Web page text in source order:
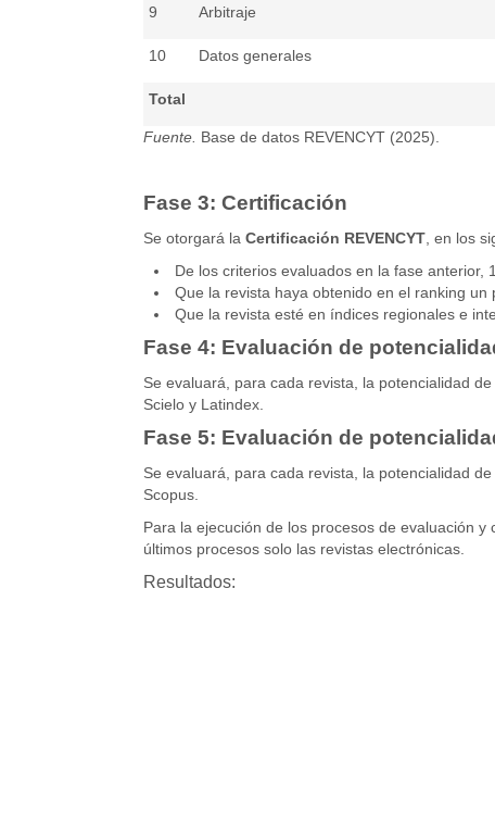
9 Arbitraje
10 Datos generales
Total
Fuente. Base de datos REVENCYT (2025).
Fase 3: Certificación
Se otorgará la Certificación REVENCYT , en los
De los criterios evaluados en la fase anterior,
Que la revista haya obtenido en el ranking un
Que la revista esté en índices regionales e
Fase 4: Evaluación de
Se evaluará, para cada revista, la potencialidad
Scielo y Latindex.
Fase 5: Evaluación de
Se evaluará, para cada revista, la potencialidad
Scopus.
Para la ejecución de los procesos de evaluación
últimos procesos solo las revistas electrónicas.
Resultados: